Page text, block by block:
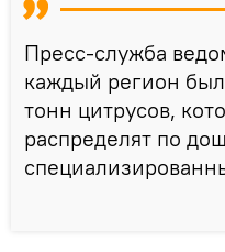
Пресс-служба
каждый регион
тонн цитрусов,
распределят по